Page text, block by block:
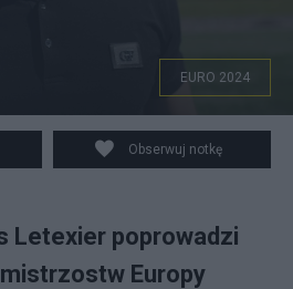
piłkarski Szymon Marciniak
EURO 2024
Obserwuj notkę
Letexier poprowadzi
Europy